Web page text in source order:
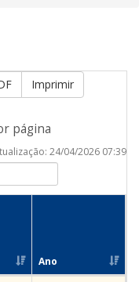
Imprimir
página
24/04/2026 07:39
Ano